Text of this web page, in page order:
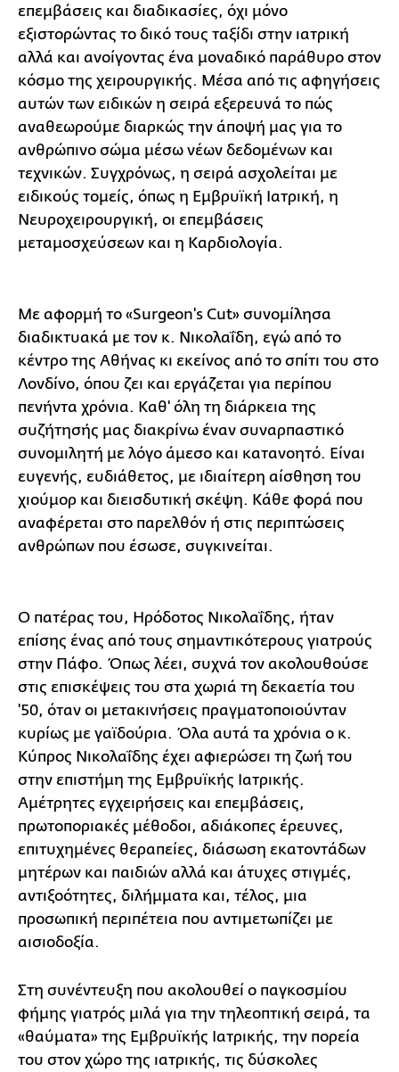
επεμβάσεις και διαδικασίες, όχι μόνο
εξιστορώντας το δικό τους ταξίδι στην ιατρική
αλλά και ανοίγοντας ένα μοναδικό παράθυρο στον
κόσμο της χειρουργικής. Μέσα από τις αφηγήσεις
αυτών των ειδικών η σειρά εξερευνά το πώς
αναθεωρούμε διαρκώς την άποψή μας για το
ανθρώπινο σώμα μέσω νέων δεδομένων και
τεχνικών. Συγχρόνως, η σειρά ασχολείται με
ειδικούς τομείς, όπως η Εμβρυϊκή Ιατρική, η
Νευροχειρουργική, οι επεμβάσεις
μεταμοσχεύσεων και η Καρδιολογία.
Με αφορμή το «Surgeon's Cut» συνομίλησα
διαδικτυακά με τον κ. Νικολαΐδη, εγώ από το
κέντρο της Αθήνας κι εκείνος από το σπίτι του στο
Λονδίνο, όπου ζει και εργάζεται για περίπου
πενήντα χρόνια. Καθ' όλη τη διάρκεια της
συζήτησής μας διακρίνω έναν συναρπαστικό
συνομιλητή με λόγο άμεσο και κατανοητό. Είναι
ευγενής, ευδιάθετος, με ιδιαίτερη αίσθηση του
χιούμορ και διεισδυτική σκέψη. Κάθε φορά που
αναφέρεται στο παρελθόν ή στις περιπτώσεις
ανθρώπων που έσωσε, συγκινείται.
Ο πατέρας του, Ηρόδοτος Νικολαΐδης, ήταν
επίσης ένας από τους σημαντικότερους γιατρούς
στην Πάφο. Όπως λέει, συχνά τον ακολουθούσε
στις επισκέψεις του στα χωριά τη δεκαετία του
'50, όταν οι μετακινήσεις πραγματοποιούνταν
κυρίως με γαϊδούρια. Όλα αυτά τα χρόνια ο κ.
Κύπρος Νικολαΐδης έχει αφιερώσει τη ζωή του
στην επιστήμη της Εμβρυϊκής Ιατρικής.
Αμέτρητες εγχειρήσεις και επεμβάσεις,
πρωτοποριακές μέθοδοι, αδιάκοπες έρευνες,
επιτυχημένες θεραπείες, διάσωση εκατοντάδων
μητέρων και παιδιών αλλά και άτυχες στιγμές,
αντιξοότητες, διλήμματα και, τέλος, μια
προσωπική περιπέτεια που αντιμετωπίζει με
αισιοδοξία.
Στη συνέντευξη που ακολουθεί ο παγκοσμίου
φήμης γιατρός μιλά για την τηλεοπτική σειρά, τα
«θαύματα» της Εμβρυϊκής Ιατρικής, την πορεία
του στον χώρο της ιατρικής, τις δύσκολες